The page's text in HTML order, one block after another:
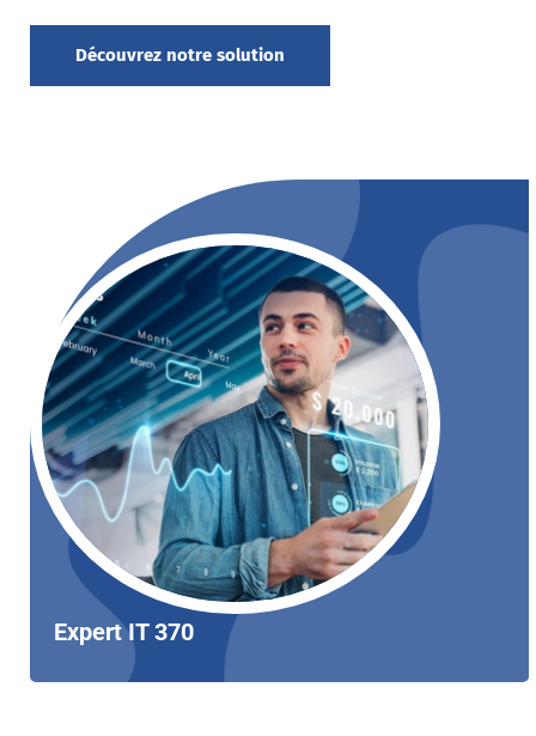
Découvrez notre solution
Expert IT 370